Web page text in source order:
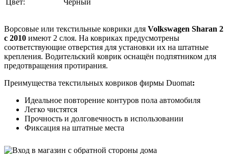
Ворсовые или текстильные коврики для Volkswagen Sharan 2
с 2010 имеют 2 слоя. На ковриках предусмотрены
соответствующие отверстия для установки их на штатные
крепления. Водительский коврик оснащён подпятником для
предотвращения протирания.
Преимущества текстильных ковриков фирмы Duomat:
Идеальное повторение контуров пола автомобиля
Легко чистятся
Прочность и долговечность в использовании
Фиксация на штатные места